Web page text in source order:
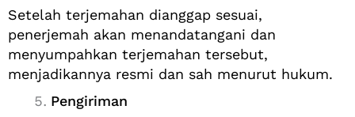
Setelah terjemahan dianggap sesuai,
penerjemah akan menandatangani dan
menyumpahkan terjemahan tersebut,
menjadikannya resmi dan sah menurut hukum.
Pengiriman